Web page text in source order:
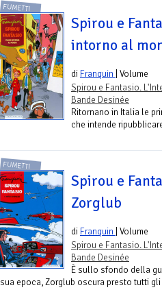
FUMETTI
Spirou e
intorno al
di Franquin | Volume
Spirou e Fantasio.
Bande Desinée
Ritornano in Italia le
che intende
FUMETTI
Spirou e
Zorglub
di Franquin | Volume
Spirou e Fantasio.
Bande Desinée
È sullo sfondo della
sua epoca, Zorglub oscura presto tutti